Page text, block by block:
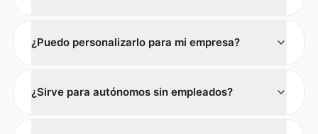
¿Puedo personalizarlo para mi empresa?
¿Sirve para autónomos sin empleados?